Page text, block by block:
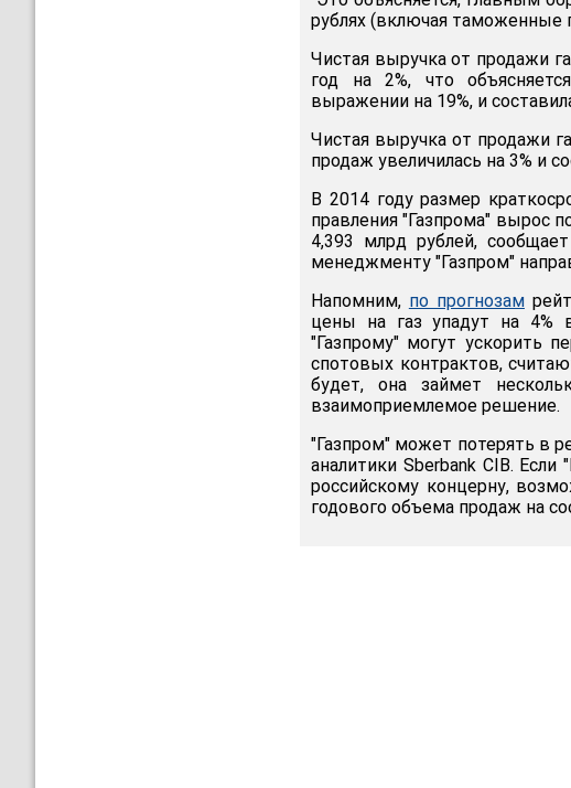
рублях (включая таможенные
Чистая выручка от продажи
год на 2%, что
выражении на 19%, и
Чистая выручка от продажи
продаж увеличилась на 3% и
В 2014 году размер
правления "Газпрома" вырос
4,393 млрд рублей,
менеджменту "Газпром"
Напомним, по прогнозам
цены на газ упадут на 4%
"Газпрому" могут ускорить
спотовых контрактов,
будет, она займет
взаимоприемлемое решение.
"Газпром" может потерять в
аналитики Sberbank CIB. Если
российскому концерну,
годового объема продаж на